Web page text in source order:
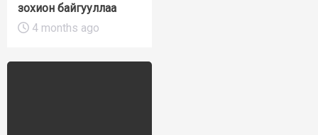
зохион байгууллаа
4 months ago